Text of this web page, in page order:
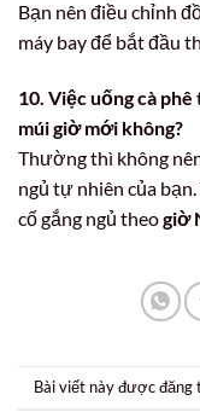
Bạn nên điều chỉnh
máy bay để bắt đầu
10. Việc uống cà
múi giờ mới không?
Thường thì không
ngủ tự nhiên của
cố gắng ngủ theogiờ
Bài viết này được đăng